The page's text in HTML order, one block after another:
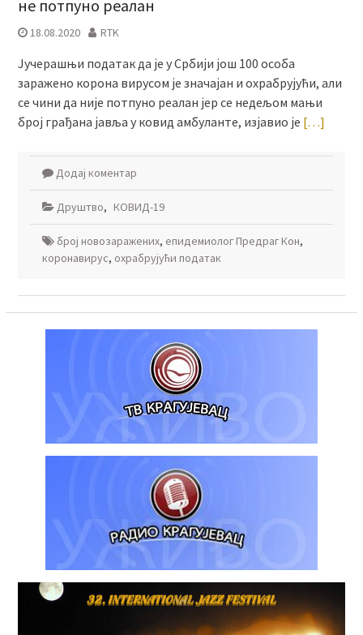
не потпуно реалан
18.08.2020 RTK
Јучерашњи податак да је у Србији још 100 особа
заражено корона вирусом је значајан и охрабрујући, али
се чини да није потпуно реалан јер се недељом мањи
број грађана јавља у ковид амбуланте, изјавио је […]
Додај коментар
Друштво, КОВИД-19
број новозаражених, епидемиолог Предраг Кон,
коронавирус, охрабрујући податак